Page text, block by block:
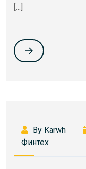
[…]
By Karwh
Финтех